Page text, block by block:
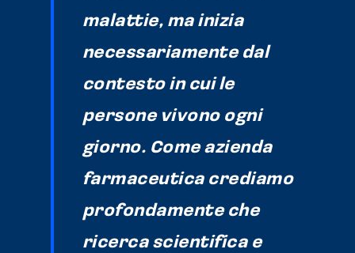
malattie, ma inizia
necessariamente dal
contesto in cui le
persone vivono ogni
giorno. Come azienda
farmaceutica crediamo
profondamente che
ricerca scientifica e